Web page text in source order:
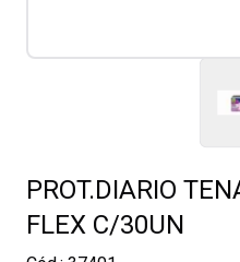
PROT.DIARIO
FLEX C/30UN